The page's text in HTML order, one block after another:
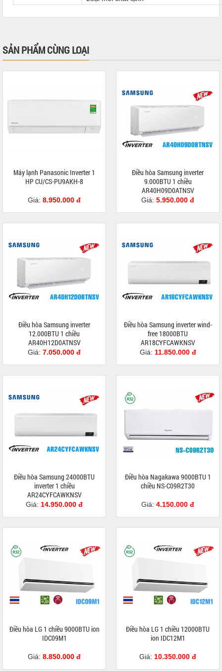
SẢN PHẨM CÙNG LOẠI
Máy lạnh Panasonic Inverter 1
HP CU/CS-PU9AKH-8
Giá: 8.950.000 đ
Điều hòa Samsung inverter
9.000BTU 1 chiều
AR40H09D0ATNSV
Giá: 5.950.000 đ
Điều hòa Samsung inverter
12.000BTU 1 chiều
AR40H12D0ATNSV
Giá: 7.050.000 đ
Điều hòa Samsung inverter wind-
free 18000BTU
AR18CYFCAWKNSV
Giá: 11.850.000 đ
Điều hòa Samsung 24000BTU
inverter 1 chiều
AR24CYFCAWKNSV
Giá: 14.950.000 đ
Điều hòa Nagakawa 9000BTU 1
chiều NS-C09R2T30
Giá: 4.150.000 đ
Điều hòa LG 1 chiều 9000BTU ion
IDC09M1
Giá: 8.850.000 đ
Điều hòa LG 1 chiều 12000BTU
ion IDC12M1
Giá: 10.350.000 đ